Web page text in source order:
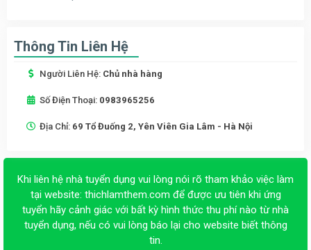
Thông Tin Liên Hệ
Người Liên Hệ: Chủ nhà hàng
Số Điện Thoại: 0983965256
Địa Chỉ: 69 Tổ Đuống 2, Yên Viên Gia Lâm - Hà Nội
Khi liên hệ nhà tuyển dụng vui lòng nói rõ tham khảo việc làm
tại website: thichlamthem.com để được ưu tiên khi ứng
tuyển hãy cảnh giác với bất kỳ hình thức thu phí nào từ nhà
tuyển dụng, nếu có vui lòng báo lại cho website biết thông
tin.